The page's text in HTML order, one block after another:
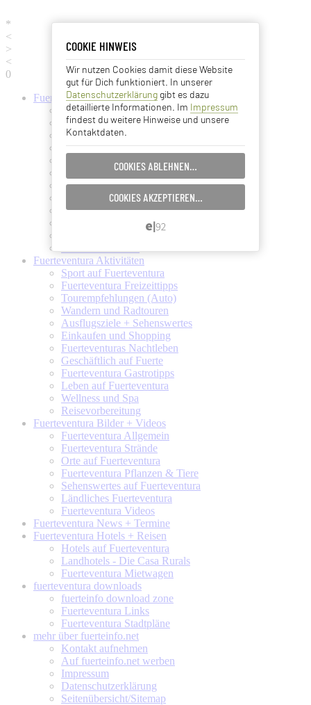
COOKIE HINWEIS
Wir nutzen Cookies damit diese Website
gut für Dich funktioniert. In unserer
Datenschutzerklärung gibt es dazu
detaillierte Informationen. Im Impressum
findest du weitere Hinweise und unsere
Kontaktdaten.
COOKIES ABLEHNEN…
COOKIES AKZEPTIEREN…
Essentielle Cookies
Analyse Cookies
EINSTELLUNGEN SPEICHERN…
ABBRECHEN…
*
<
>
<
0
FuerteventuraInformationen
Fuerteventura (Startseite)
Fuerteventura Wetter + Klima
Ortschaften auf Fuerteventura
Strände auf Fuerteventura
Pflanzen und Tiere auf Fuerte
Fuertes Kunst und Kultur
Verkehrsmittel (Taxi, Bus, Fähre)
Flughafen Fuerteventura
Ämter und Services auf Fuerte
Essen und Trinken auf Fuerte
Ärzte auf Fuerteventura
Fuerteventura Aktivitäten
Sport auf Fuerteventura
Fuerteventura Freizeittipps
Tourempfehlungen (Auto)
Wandern und Radtouren
Ausflugsziele + Sehenswertes
Einkaufen und Shopping
Fuerteventuras Nachtleben
Geschäftlich auf Fuerte
Fuerteventura Gastrotipps
Leben auf Fuerteventura
Wellness und Spa
Reisevorbereitung
Fuerteventura Bilder + Videos
Fuerteventura Allgemein
Fuerteventura Strände
Orte auf Fuerteventura
Fuerteventura Pflanzen & Tiere
Sehenswertes auf Fuerteventura
Ländliches Fuerteventura
Fuerteventura Videos
Fuerteventura News + Termine
Fuerteventura Hotels + Reisen
Hotels auf Fuerteventura
Landhotels - Die Casa Rurals
Fuerteventura Mietwagen
fuerteventura downloads
fuerteinfo download zone
Fuerteventura Links
Fuerteventura Stadtpläne
mehr über fuerteinfo.net
Kontakt aufnehmen
Auf fuerteinfo.net werben
Impressum
Datenschutzerklärung
Seitenübersicht/Sitemap